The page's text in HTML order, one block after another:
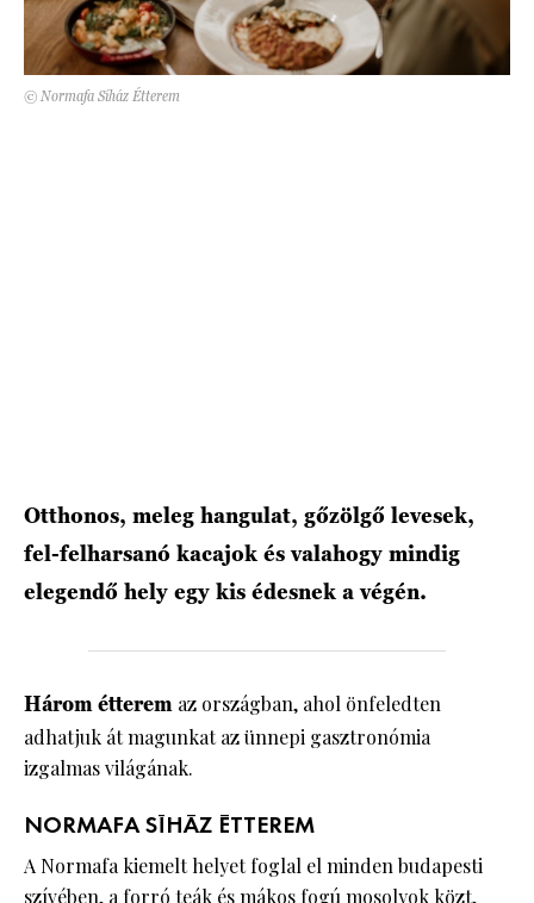
HÍRLEVÉL
© Normafa Síház Étterem
Otthonos, meleg hangulat, gőzölgő levesek,
fel-felharsanó kacajok és valahogy mindig
elegendő hely egy kis édesnek a végén.
Három étterem az országban, ahol önfeledten
adhatjuk át magunkat az ünnepi gasztronómia
izgalmas világának.
NORMAFA SÍHÁZ ÉTTEREM
A Normafa kiemelt helyet foglal el minden budapesti
szívében, a forró teák és mákos fogú mosolyok közt,